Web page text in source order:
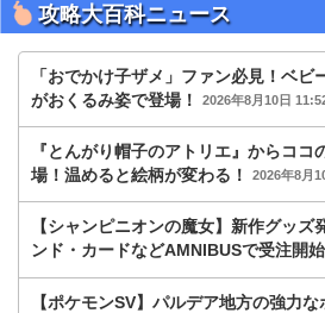
攻略大百科ニュース
「おでかけ子ザメ」ファン必見！ベビ
がおくるみ姿で登場！
2026年8月10日
『とんがり帽子のアトリエ』からココ
場！温めると絵柄が変わる！
2026年8月
【シャンピニオンの魔女】新作グッズ
ンド・カードなどAMNIBUSで受注開始
【ポケモンSV】パルデア地方の強力